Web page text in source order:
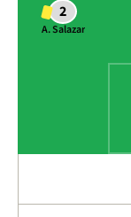
2
A. Salazar